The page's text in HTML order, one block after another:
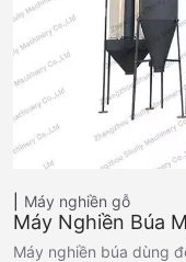
Máy nghiền gỗ
Máy Nghiền Búa
Máy nghiền búa dùng